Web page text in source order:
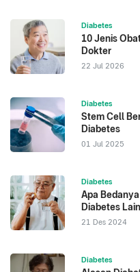
Diabetes
10 Jenis
Dokter
22 Jul 2026
Diabetes
Stem Cell
Diabetes
01 Jul 2025
Diabetes
Apa
Diabetes
21 Des 2024
Diabetes